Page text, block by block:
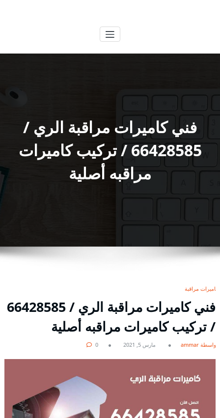
فني كاميرات مراقبة الري /
66428585 / تركيب كاميرات
مراقبه أصلية
كاميرات مراقبة
فني كاميرات مراقبة الري / 66428585
/ تركيب كاميرات مراقبه أصلية
بواسطة ammar مارس 5, 2021 0